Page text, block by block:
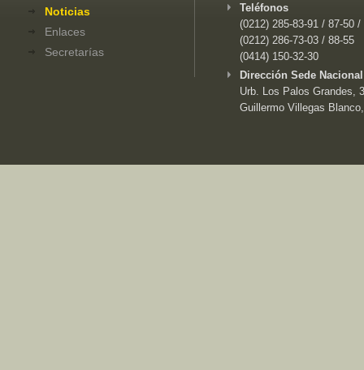
Noticias
Enlaces
Secretarías
Teléfonos
(0212) 285-83-91 / 87-50 /
(0212) 286-73-03 / 88-55
(0414) 150-32-30
Dirección Sede
Urb. Los Palos Grandes,
Guillermo Villegas